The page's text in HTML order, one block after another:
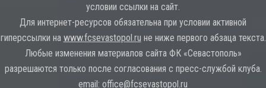
условии ссылки на сайт.
Для интернет-ресурсов обязательна при условии активной
гиперссылки на www.fcsevastopol.ru не ниже первого абзаца текста.
Любые изменения материалов сайта ФК «Севастополь»
разрешаются только после согласования с пресс-службой клуба.
email: office@fcsevastopol.ru